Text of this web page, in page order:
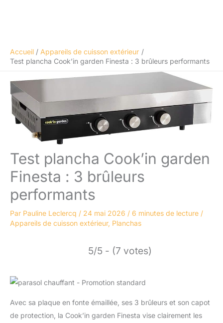
Accueil
Appareils de cuisson extérieur
Test plancha Cook’in garden Finesta : 3 brûleurs performants
Test plancha Cook’in garden
Finesta : 3 brûleurs
performants
Par Pauline Leclercq / 24 mai 2026 / 6 minutes de lecture /
Appareils de cuisson extérieur, Planchas
5/5 - (7 votes)
Avec sa plaque en fonte émaillée, ses 3 brûleurs et son capot
de protection, la Cook’in garden Finesta vise clairement les